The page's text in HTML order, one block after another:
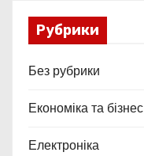
Рубрики
Без рубрики
Економіка та бізнес
Електроніка